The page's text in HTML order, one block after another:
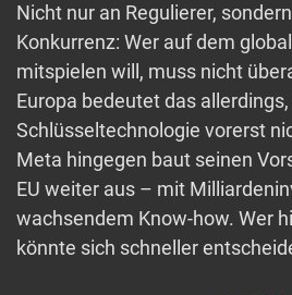
Nicht nur an Regulierer,
Konkurrenz: Wer auf dem
mitspielen will, muss nicht
Europa bedeutet das
Schlüsseltechnologie vorerst
Meta hingegen baut seinen
EU weiter aus – mit
wachsendem Know-how. Wer
könnte sich schneller